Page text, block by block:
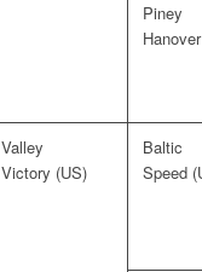
Piney
Valley
Victory (US)
Baltic
Speed